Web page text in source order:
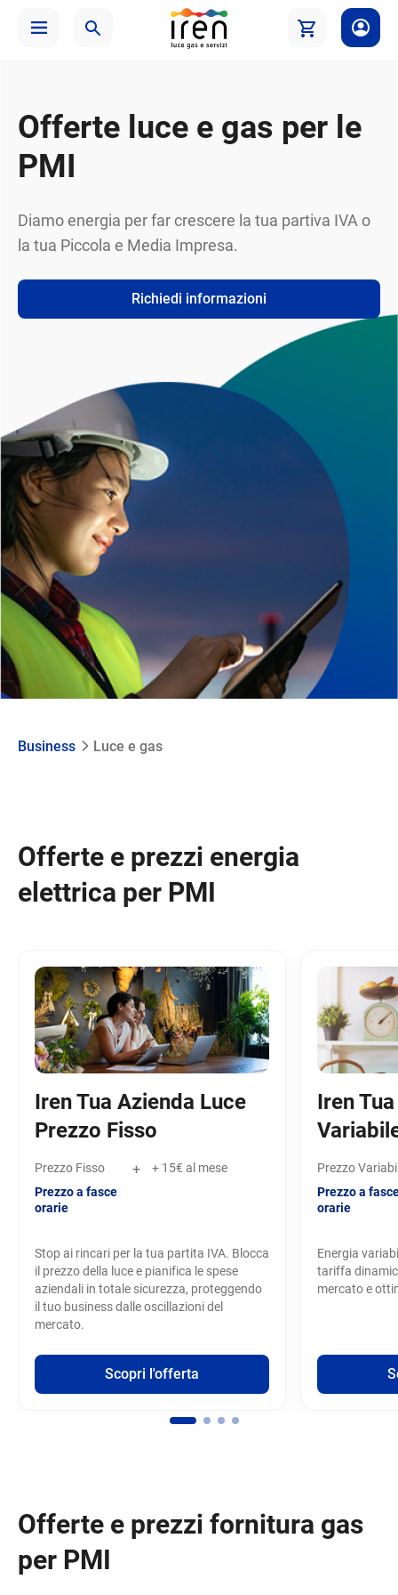
Offerte luce e gas per le
PMI
Diamo energia per far crescere la tua partiva IVA o
la tua Piccola e Media Impresa.
Richiedi informazioni
Business Luce e gas
Offerte e prezzi energia
elettrica per PMI
Iren Tua Azienda Luce
Prezzo Fisso
Prezzo Fisso
Prezzo a fasce
orarie
+ + 15€ al mese
Stop ai rincari per la tua partita IVA. Blocca
il prezzo della luce e pianifica le spese
aziendali in totale sicurezza, proteggendo
il tuo business dalle oscillazioni del
mercato.
Scopri l'offerta
Iren
Prezzo
Prezzo a
orarie
Energia
tariffa
mercato e
Offerte e prezzi fornitura gas
per PMI